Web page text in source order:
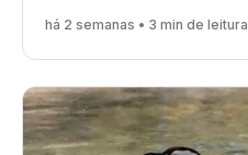
há 2 semanas • 3 min de leitura